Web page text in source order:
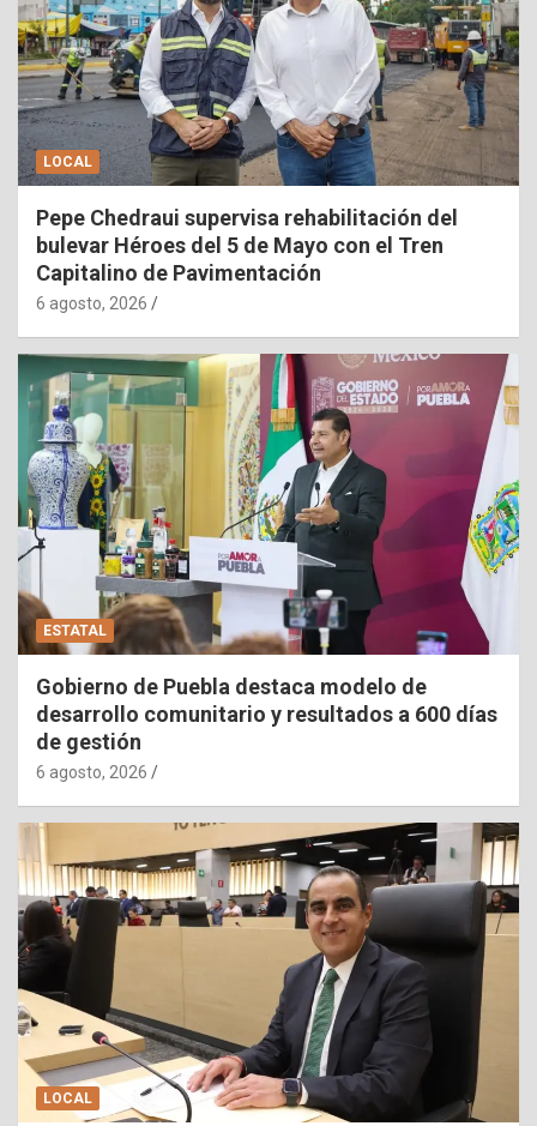
LOCAL
Pepe Chedraui supervisa rehabilitación del
bulevar Héroes del 5 de Mayo con el Tren
Capitalino de Pavimentación
6 agosto, 2026
ESTATAL
Gobierno de Puebla destaca modelo de
desarrollo comunitario y resultados a 600 días
de gestión
6 agosto, 2026
LOCAL